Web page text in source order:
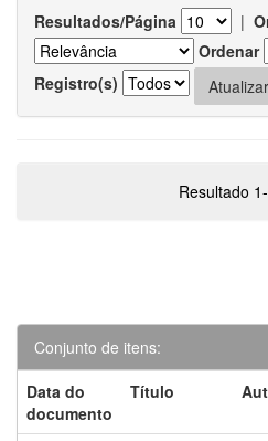
Resultados/Página |
Ordenar
Registro(s)
Resultado
Conjunto de itens:
Data do
documento
Título